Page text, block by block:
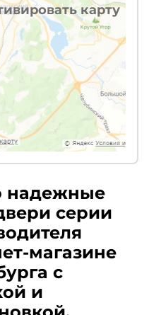
карту
надежные
серии
магазине
с
и